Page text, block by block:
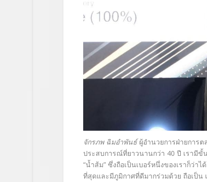
จักรภพ ฉิมอำพันธ์ ผู้อำนวยการฝ่ายการต
ประสบการณ์ที่ยาวนานกว่า 40 ปี เรามีขั้
“น้ำส้ม” ซึ่งถือเป็นเบอร์หนึ่งของเราก็ว่าไ
ที่สุดและมีภูมิกาศที่ดีมากร่วมด้วย ถือเป็